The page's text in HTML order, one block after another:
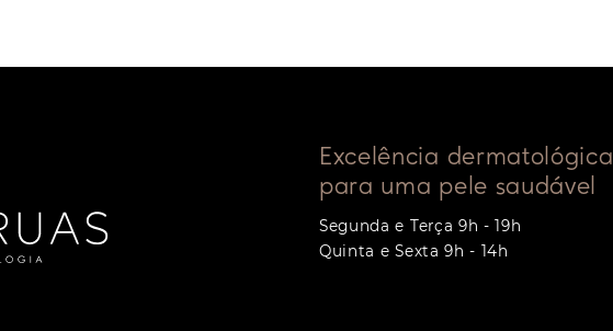
Excelência dermatológica
para uma pele saudável
Segunda e Terça 9h - 19h
Quinta e Sexta 9h - 14h